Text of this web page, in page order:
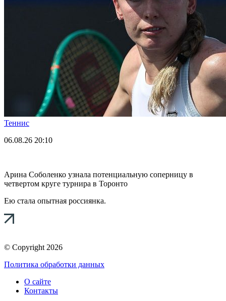
Теннис
06.08.26 20:10
Арина Соболенко узнала потенциальную соперницу в
четвертом круге турнира в Торонто
Ею стала опытная россиянка.
© Copyright 2026
Политика обработки данных
О сайте
Контакты